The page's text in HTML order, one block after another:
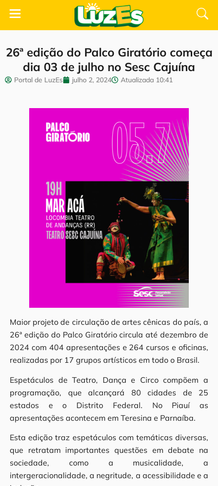
26ª edição do Palco Giratório começa
dia 03 de julho no Sesc Cajuína
Portal de LuzEs julho 2, 2024 Atualizada 10:41
Maior projeto de circulação de artes cênicas do país, a
26ª edição do Palco Giratório circula até dezembro de
2024 com 404 apresentações e 264 cursos e oficinas,
realizadas por 17 grupos artísticos em todo o Brasil.
Espetáculos de Teatro, Dança e Circo compõem a
programação, que alcançará 80 cidades de 25
estados e o Distrito Federal. No Piauí as
apresentações acontecem em Teresina e Parnaíba.
Esta edição traz espetáculos com temáticas diversas,
que retratam importantes questões em debate na
sociedade, como a musicalidade, a
intergeracionalidade, a negritude, a acessibilidade e a